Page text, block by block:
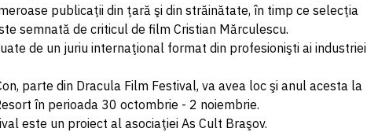
publicaţii din ţară şi din străinătate, în timp ce selecţia
semnată de criticul de film Cristian Mărculescu.
de un juriu internaţional format din profesionişti ai industriei
parte din Dracula Film Festival, va avea loc şi anul acesta la
în perioada 30 octombrie - 2 noiembrie.
este un proiect al asociaţiei As Cult Braşov.